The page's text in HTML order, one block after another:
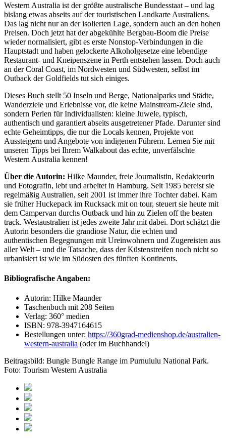
Western Australia ist der größte australische Bundesstaat – und lag
bislang etwas abseits auf der touristischen Landkarte Australiens.
Das lag nicht nur an der isolierten Lage, sondern auch an den hohen
Preisen. Doch jetzt hat der abgekühlte Bergbau-Boom die Preise
wieder normalisiert, gibt es erste Nonstop-Verbindungen in die
Hauptstadt und haben gelockerte Alkoholgesetze eine lebendige
Restaurant- und Kneipenszene in Perth entstehen lassen. Doch auch
an der Coral Coast, im Nordwesten und Südwesten, selbst im
Outback der Goldfields tut sich einiges.
Dieses Buch stellt 50 Inseln und Berge, Nationalparks und Städte,
Wanderziele und Erlebnisse vor, die keine Mainstream-Ziele sind,
sondern Perlen für Individualisten: kleine Juwele, typisch,
authentisch und garantiert abseits ausgetretener Pfade. Darunter sind
echte Geheimtipps, die nur die Locals kennen, Projekte von
Aussteigern und Angebote von indigenen Führern. Lernen Sie mit
unseren Tipps bei Ihrem Walkabout das echte, unverfälschte
Western Australia kennen!
Über die Autorin: Hilke Maunder, freie Journalistin, Redakteurin
und Fotografin, lebt und arbeitet in Hamburg. Seit 1985 bereist sie
regelmäßig Australien, seit 2001 ist immer ihre Tochter dabei. Kam
sie früher Huckepack im Rucksack mit on tour, steuert sie heute mit
dem Campervan durchs Outback und hin zu Zielen off the beaten
track. Westaustralien ist jedes zweite Jahr mit dabei. Dort schätzt die
Autorin besonders die grandiose Natur, die echten und
authentischen Begegnungen mit Ureinwohnern und Zugereisten aus
aller Welt – und die Tatsache, dass der Küstenstreifen noch nicht so
urbanisiert ist wie im Südosten des fünften Kontinents.
Bibliografische Angaben:
Autorin: Hilke Maunder
Taschenbuch mit 208 Seiten
Verlag: 360° medien
ISBN: 978-3947164615
Bestellungen unter: https://360grad-medienshop.de/australien-
western-australia (oder im Buchhandel)
Beitragsbild: Bungle Bungle Range im Purnululu National Park.
Foto: Tourism Western Australia